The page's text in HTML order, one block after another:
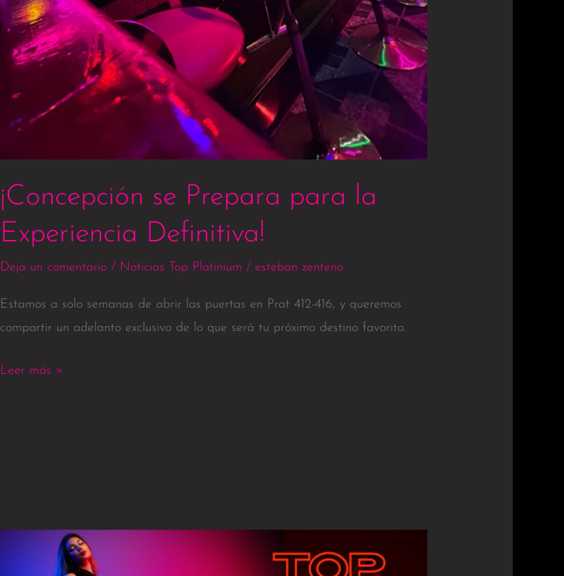
¡Concepción se Prepara para la
Experiencia Definitiva!
Deja un comentario / Noticias Top Platinium / esteban zenteno
Estamos a solo semanas de abrir las puertas en Prat 412-416, y queremos
compartir un adelanto exclusivo de lo que será tu próximo destino favorito.
Leer más »